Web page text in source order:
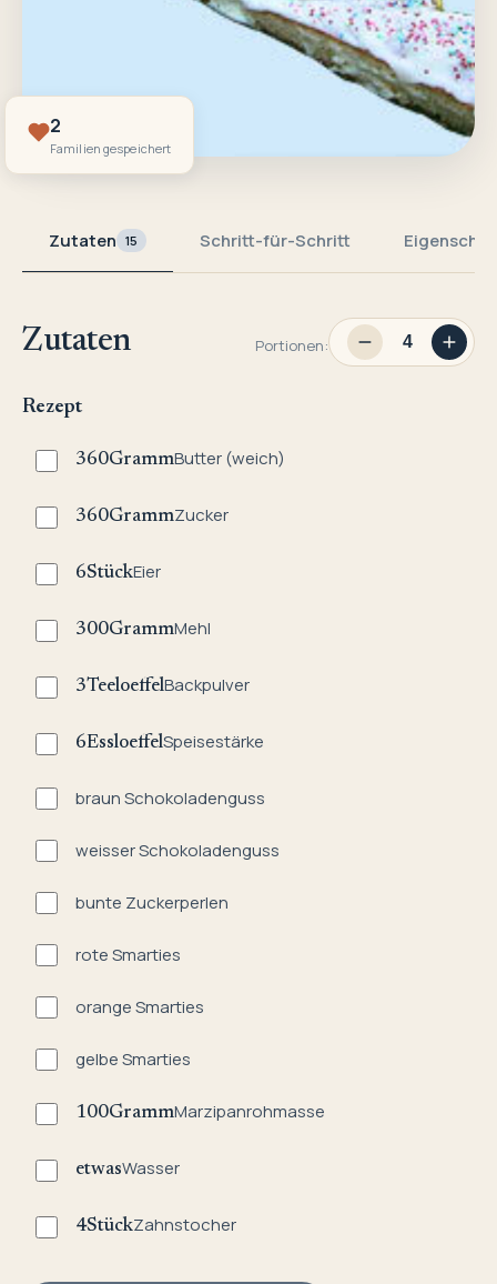
2
Familien gespeichert
Zutaten 15 Schritt-für-Schritt
Zutaten Portionen:
Rezept
360GrammButter (weich)
360GrammZucker
6StückEier
300GrammMehl
3TeeloeffelBackpulver
6EssloeffelSpeisestärke
braun Schokoladenguss
weisser Schokoladenguss
bunte Zuckerperlen
rote Smarties
orange Smarties
gelbe Smarties
100GrammMarzipanrohmasse
etwasWasser
4StückZahnstocher